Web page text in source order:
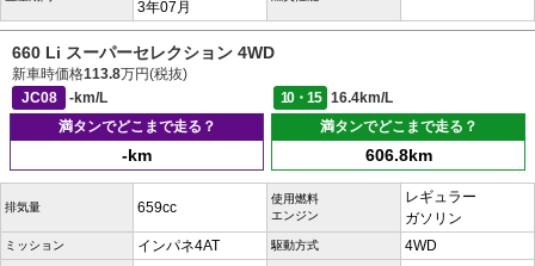
3年07月
660 Li スーパーセレクション 4WD
新車時価格113.8万円(税抜)
JC08
-km/L 10・15
16.4km/L
満タンでどこまで走る？
-km
満タンでどこまで走る？
606.8km
排気量 659cc
使用燃料
エンジン
レギュラー
ガソリン
ミッション インパネ4AT 駆動方式 4WD